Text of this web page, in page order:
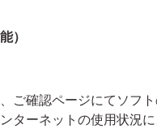
）
ご確認ページにてソフ
ターネットの使用状況